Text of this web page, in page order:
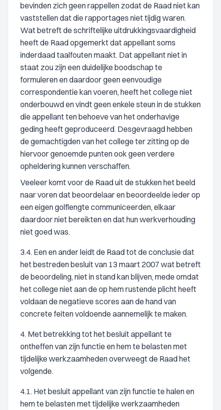
bevinden zich geen rappellen zodat de Raad niet kan
vaststellen dat die rapportages niet tijdig waren.
Wat betreft de schriftelijke uitdrukkingsvaardigheid
heeft de Raad opgemerkt dat appellant soms
inderdaad taalfouten maakt. Dat appellant niet in
staat zou zijn een duidelijke boodschap te
formuleren en daardoor geen eenvoudige
correspondentie kan voeren, heeft het college niet
onderbouwd en vindt geen enkele steun in de stukken
die appellant ten behoeve van het onderhavige
geding heeft geproduceerd. Desgevraagd hebben
de gemachtigden van het college ter zitting op de
hiervoor genoemde punten ook geen verdere
opheldering kunnen verschaffen.
Veeleer komt voor de Raad uit de stukken het beeld
naar voren dat beoordelaar en beoordeelde ieder op
een eigen golflengte communiceerden, elkaar
daardoor niet bereikten en dat hun werkverhouding
niet goed was.
3.4. Een en ander leidt de Raad tot de conclusie dat
het bestreden besluit van 13 maart 2007 wat betreft
de beoordeling, niet in stand kan blijven, mede omdat
het college niet aan de op hem rustende plicht heeft
voldaan de negatieve scores aan de hand van
concrete feiten voldoende aannemelijk te maken.
4. Met betrekking tot het besluit appellant te
ontheffen van zijn functie en hem te belasten met
tijdelijke werkzaamheden overweegt de Raad het
volgende.
4.1. Het besluit appellant van zijn functie te halen en
hem te belasten met tijdelijke werkzaamheden